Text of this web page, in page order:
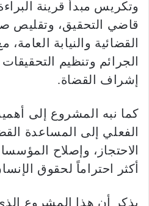
وتكريس مبدأ قرينة
قاضي التحقيق، وتقليص
القضائية والنيابة
الجرائم وتنظيم
إشراف القضاة.
كما نبه المشروع إلى
الفعلي إلى المساعدة
الاحتجاز، وإصلاح
أكثر احتراماً لحقوق
يذكر أن هذا المشروع